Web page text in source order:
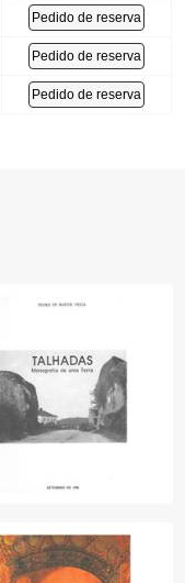
Pedido de reserva
Pedido de reserva
Pedido de reserva